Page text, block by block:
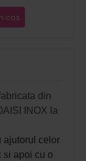
cos
din
INOX la
ajutorul celor
si apoi cu o